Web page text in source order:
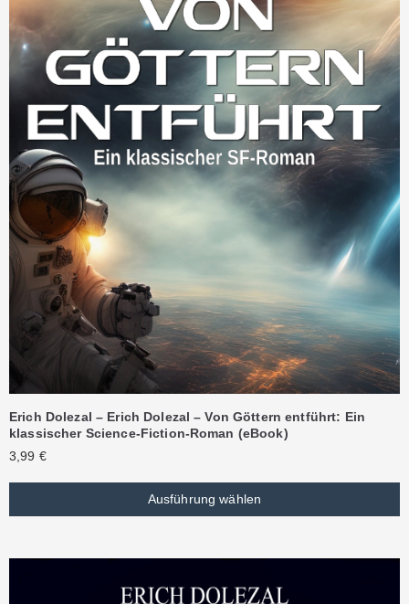
Erich Dolezal – Erich Dolezal – Von Göttern entführt: Ein
klassischer Science-Fiction-Roman (eBook)
3,99 €
Ausführung wählen